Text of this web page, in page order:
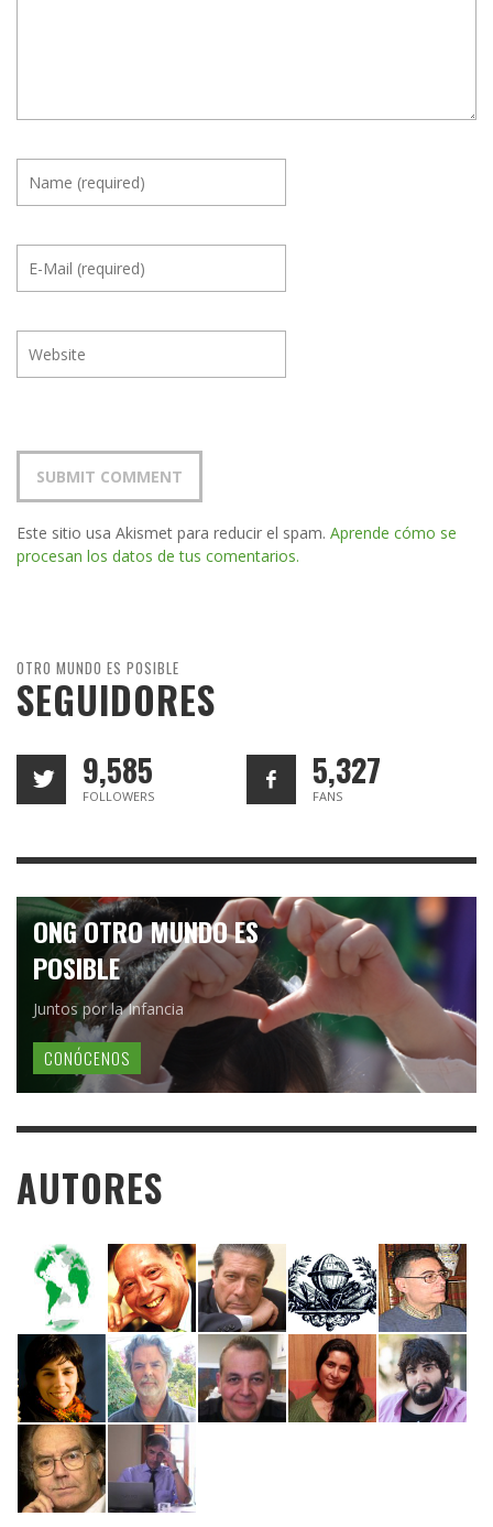
Este sitio usa Akismet para reducir el spam. Aprende cómo se
procesan los datos de tus comentarios.
OTRO MUNDO ES POSIBLE
SEGUIDORES
9,585
FOLLOWERS
5,327
FANS
ONG OTRO MUNDO ES
POSIBLE
Juntos por la Infancia
CONÓCENOS
AUTORES